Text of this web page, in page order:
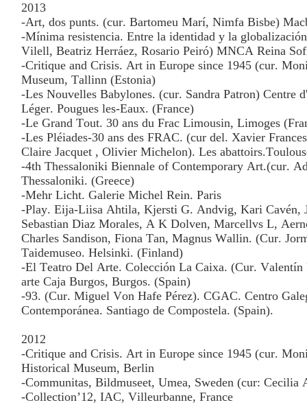
2013
-Art, dos punts. (cur. Bartomeu Marí, Nimfa Bisbe)
-Mínima resistencia. Entre la identidad y la
Vilell, Beatriz Herráez, Rosario Peiró) MNCA Reina
-Critique and Crisis. Art in Europe since 1945 (cur.
Museum, Tallinn (Estonia)
-Les Nouvelles Babylones. (cur. Sandra Patron) Centre
Léger. Pougues les-Eaux. (France)
-Le Grand Tout. 30 ans du Frac Limousin, Limoges
-Les Pléiades-30 ans des FRAC. (cur del. Xavier
Claire Jacquet , Olivier Michelon). Les
-4th Thessaloniki Biennale of Contemporary Art.(cur.
Thessaloniki. (Greece)
-Mehr Licht. Galerie Michel Rein. Paris
-Play. Eija-Liisa Ahtila, Kjersti G. Andvig, Kari Cavén,
Sebastian Diaz Morales, A K Dolven, Marcellvs L,
Charles Sandison, Fiona Tan, Magnus Wallin. (Cur.
Taidemuseo. Helsinki. (Finland)
-El Teatro Del Arte. Colección La Caixa. (Cur. Valentín
arte Caja Burgos, Burgos. (Spain)
-93. (Cur. Miguel Von Hafe Pérez). CGAC. Centro
Contemporánea. Santiago de Compostela. (Spain).
2012
-Critique and Crisis. Art in Europe since 1945 (cur.
Historical Museum, Berlin
-Communitas, Bildmuseet, Umea, Sweden (cur: Cecilia
-Collection’12, IAC, Villeurbanne, France